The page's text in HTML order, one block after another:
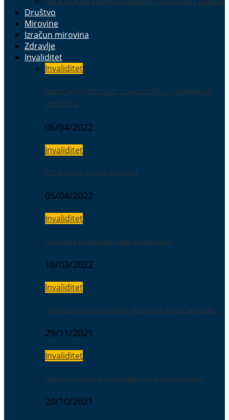
Društvo
Mirovine
Izračun mirovina
Zdravlje
Invaliditet
Invaliditet
MEDICINSKI PROIZVODI IZ KALLDORFA ZA UKRAJINSKE
IZBJEGLICE
06/04/2022
Invaliditet
PET SUZA ZA ZLATKA BOČKALA
05/04/2022
Invaliditet
Obilježava se Nacionalni dan invalida rada
16/03/2022
Invaliditet
Udruga Zamisli kroz projekt „Pomoć na dlanu“ zaposlila…
29/11/2021
Invaliditet
Lijekovi za liječenje cistične fibroze na Osnovnoj listi…
20/10/2021